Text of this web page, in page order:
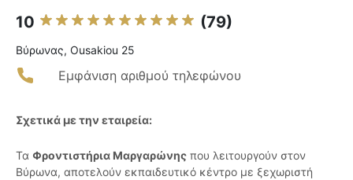
10 (79)
Βύρωνας, Ousakiou 25
Εμφάνιση αριθμού τηλεφώνου
Σχετικά με την εταιρεία:
Τα Φροντιστήρια Μαργαρώνης που λειτουργούν στον
Βύρωνα, αποτελούν εκπαιδευτικό κέντρο με ξεχωριστή